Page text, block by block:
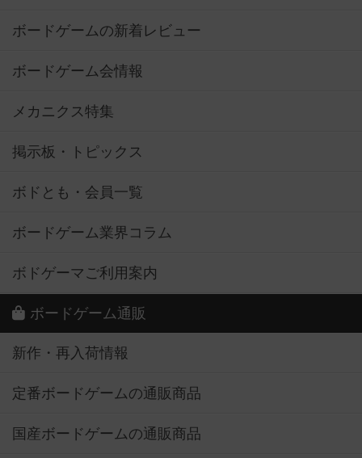
ボードゲームの新着レビュー
ボードゲーム会情報
メカニクス特集
掲示板・トピックス
ボドとも・会員一覧
ボードゲーム業界コラム
ボドゲーマご利用案内
ボードゲーム通販
新作・再入荷情報
定番ボードゲームの通販商品
国産ボードゲームの通販商品